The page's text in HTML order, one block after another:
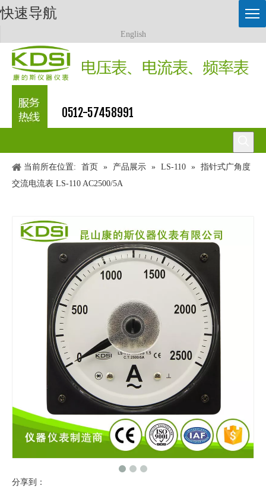
快速导航
English
0512-57458991
当前所在位置: 首页 » 产品展示 » LS-110 » 指针式广角度
交流电流表 LS-110 AC2500/5A
分享到：